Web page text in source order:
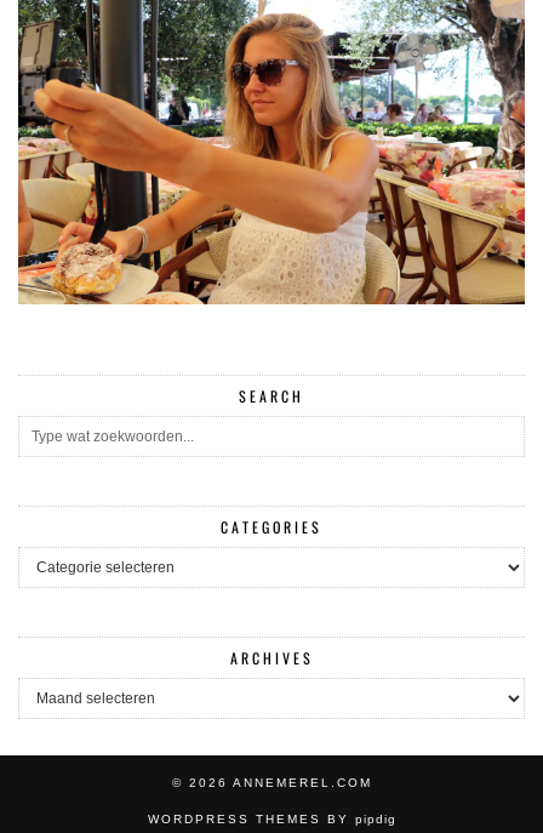
SEARCH
CATEGORIES
CATEGORIES
ARCHIVES
ARCHIVES
© 2026 ANNEMEREL.COM
WORDPRESS THEMES BY pipdig